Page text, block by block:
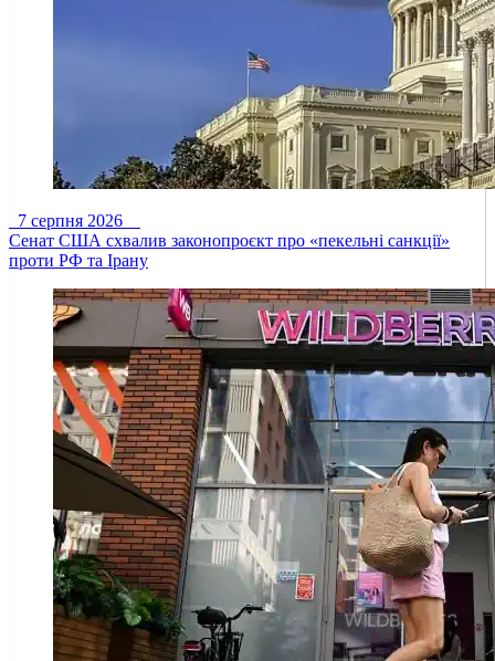
7 серпня 2026
Сенат США схвалив законопроєкт про «пекельні санкції»
проти РФ та Ірану